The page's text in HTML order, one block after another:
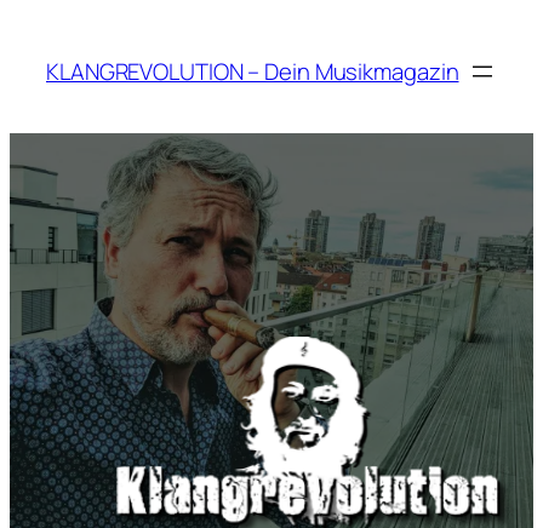
springen
KLANGREVOLUTION – Dein Musikmagazin